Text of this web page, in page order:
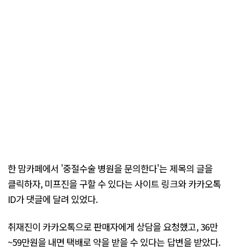
한 맘카페에서 '중절수술 병원을 문의한다'는 제목의 글을
클릭하자, 미프진을 구할 수 있다는 사이트 링크와 카카오톡
ID가 댓글에 달려 있었다.
취재진이 카카오톡으로 판매자에게 상담을 요청했고, 36만
~59만원을 내면 택배로 약을 받을 수 있다는 답변을 받았다.